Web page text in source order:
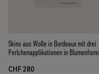
Skins aus Wolle in Bordeaux mit drei
Perlchenapplikationen in Blumenform
CHF 280